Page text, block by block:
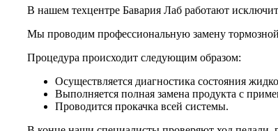
В нашем техцентре Бавария Лаб работают
Мы проводим профессиональную замену тормозной
Процедура происходит следующим образом:
Осуществляется диагностика состояния
Выполняется полная замена продукта с
Проводится прокачка всей системы.